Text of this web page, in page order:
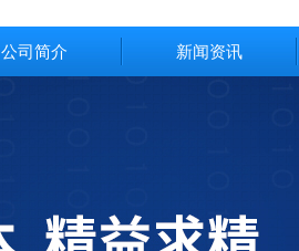
公司简介 新闻资讯